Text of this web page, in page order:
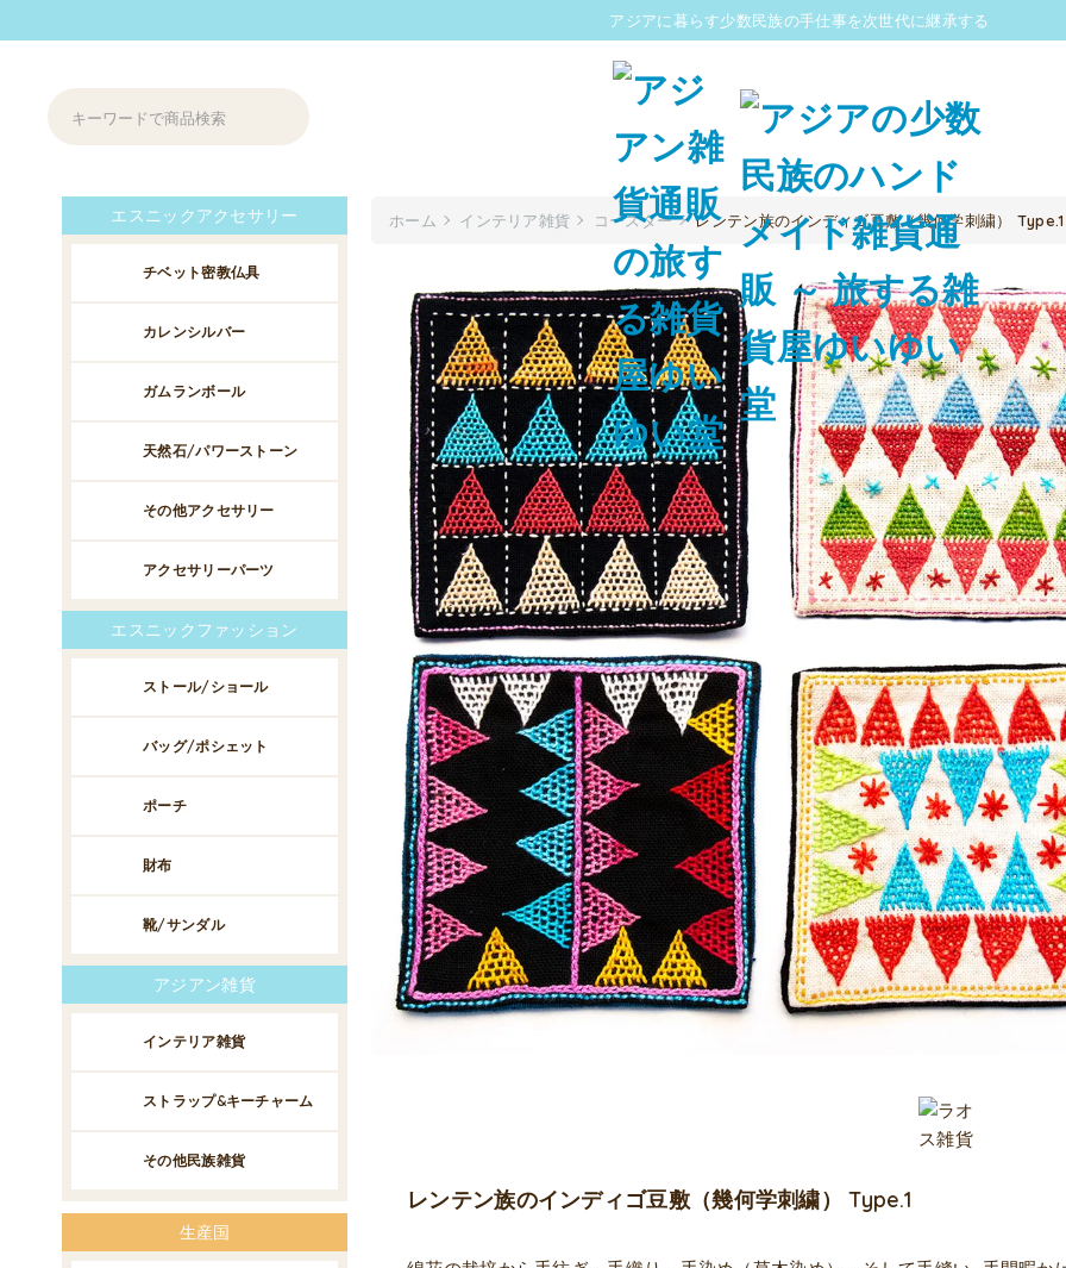
アジアに暮らす少数民族の手仕事を次世代に継承する
ホーム インテリア雑貨 コースター レンテン族のインディゴ豆敷（幾何学刺繍） Type.1
レンテン族のインディゴ豆敷（幾何学刺繍） Type.1
エスニックアクセサリー
チベット密教仏具
カレンシルバー
ガムランボール
天然石/パワーストーン
その他アクセサリー
アクセサリーパーツ
エスニックファッション
ストール/ショール
バッグ/ポシェット
ポーチ
財布
靴/サンダル
アジアン雑貨
インテリア雑貨
ストラップ&キーチャーム
その他民族雑貨
生産国